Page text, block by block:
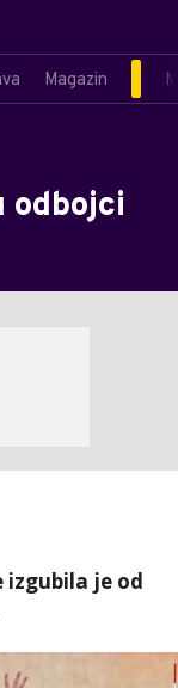
Magazin
odbojci
izgubila je od